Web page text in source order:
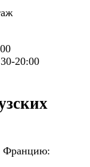
20:00
Францию: